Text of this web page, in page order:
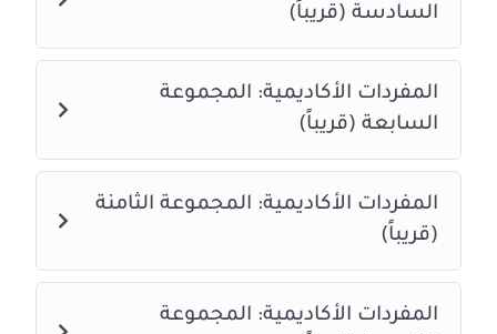
السادسة (قريباً)
المفردات الأكاديمية: المجموعة
السابعة (قريباً)
المفردات الأكاديمية: المجموعة الثامنة
(قريباً)
المفردات الأكاديمية: المجموعة